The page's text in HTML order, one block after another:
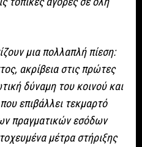
μια πολλαπλή πίεση:
ακρίβεια στις πρώτες
δύναμη του κοινού και
επιβάλλει τεκμαρτό
πραγματικών εσόδων
μέτρα στήριξης